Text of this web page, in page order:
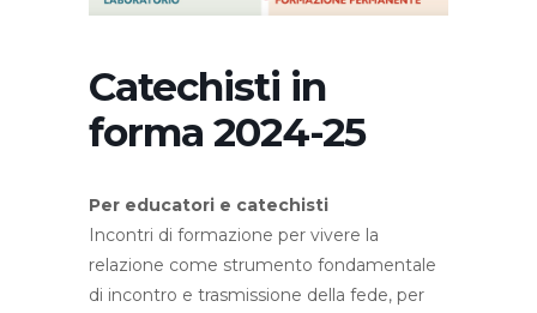
Catechisti in
forma 2024-25
Per educatori e catechisti
Incontri di formazione per vivere la
relazione come strumento fondamentale
di incontro e trasmissione della fede, per